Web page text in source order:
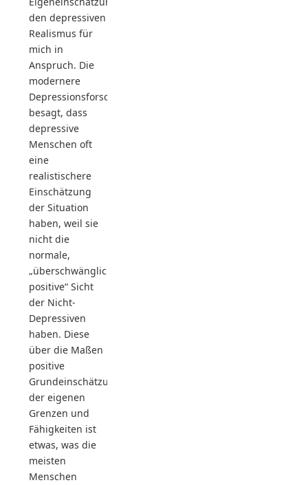
den depressiven
Realismus für
mich in
Anspruch. Die
modernere
Depressionsforschung
besagt, dass
depressive
Menschen oft
eine
realistischere
Einschätzung
der Situation
haben, weil sie
nicht die
normale,
„überschwänglich
positive“ Sicht
der Nicht-
Depressiven
haben. Diese
über die Maßen
positive
Grundeinschätzung
der eigenen
Grenzen und
Fähigkeiten ist
etwas, was die
meisten
Menschen